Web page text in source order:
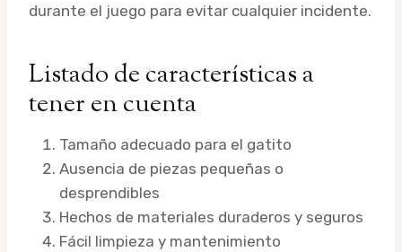
durante el juego para evitar cualquier incidente.
Listado de características a
tener en cuenta
Tamaño adecuado para el gatito
Ausencia de piezas pequeñas o
desprendibles
Hechos de materiales duraderos y seguros
Fácil limpieza y mantenimiento